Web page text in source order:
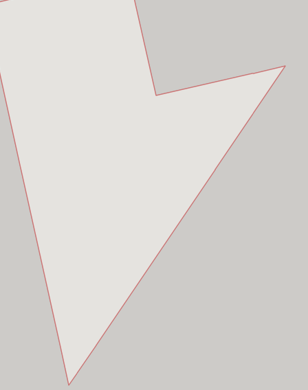
10,
Hồ Chí Minh